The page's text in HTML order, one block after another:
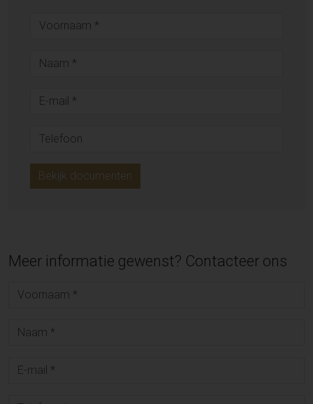
Bekijk documenten
Meer informatie gewenst? Contacteer ons